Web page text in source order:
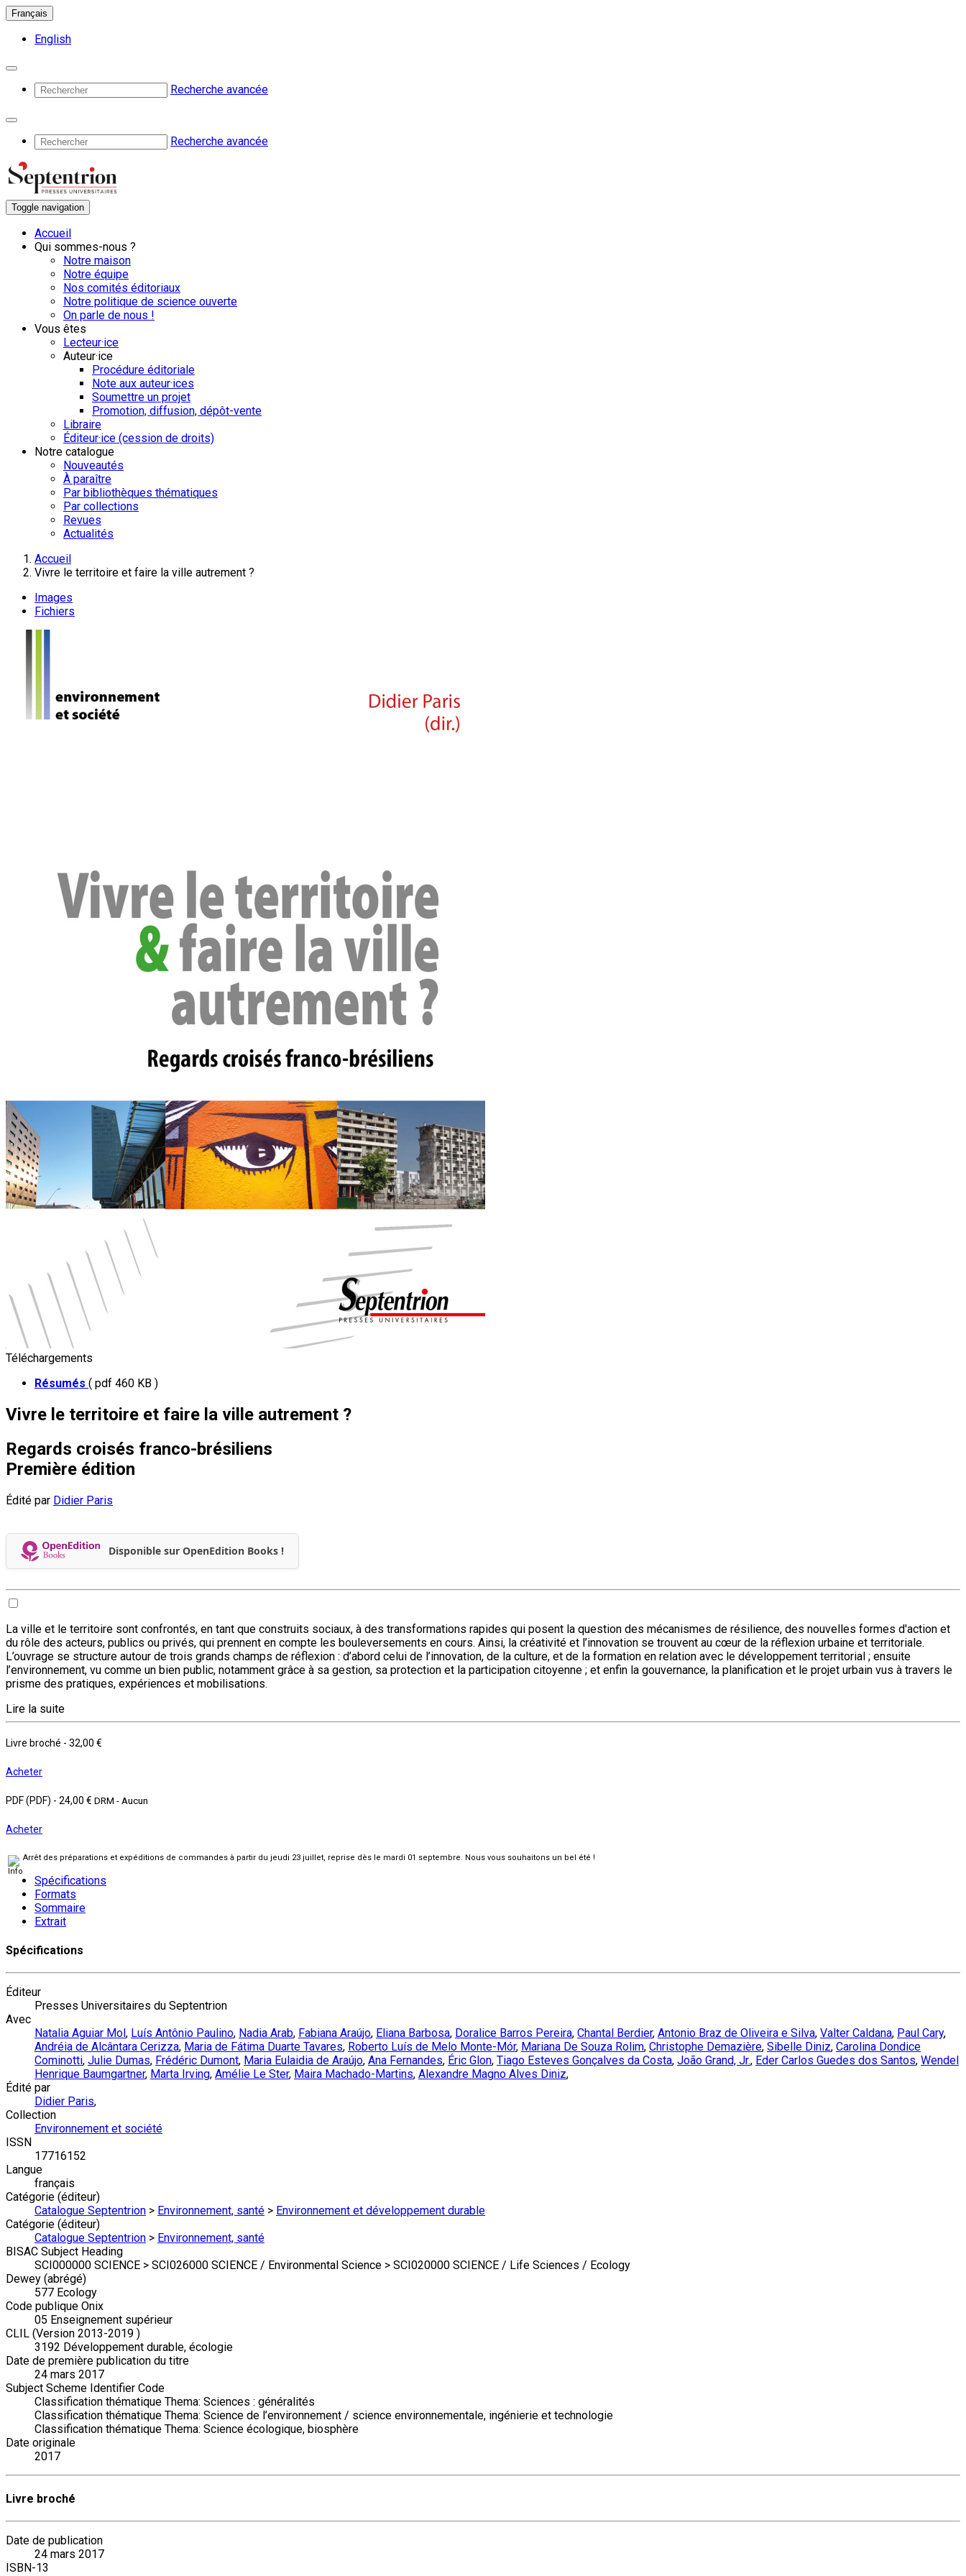
Français
English
Recherche avancée
Recherche avancée
Toggle navigation
Accueil
Qui sommes-nous ?
Notre maison
Notre équipe
Nos comités éditoriaux
Notre politique de science ouverte
On parle de nous !
Vous êtes
Lecteur·ice
Auteur·ice
Procédure éditoriale
Note aux auteur·ices
Soumettre un projet
Promotion, diffusion, dépôt-vente
Libraire
Éditeur·ice (cession de droits)
Notre catalogue
Nouveautés
À paraître
Par bibliothèques thématiques
Par collections
Revues
Actualités
Accueil
Vivre le territoire et faire la ville autrement ?
Images
Fichiers
Téléchargements
Résumés ( pdf 460 KB )
Vivre le territoire et faire la ville autrement ?
Regards croisés franco-brésiliens
Première édition
Édité par Didier Paris
Disponible sur OpenEdition Books !
La ville et le territoire sont confrontés, en tant que construits sociaux, à des transformations rapides qui posent la question des mécanismes de résilience, des nouvelles formes d'action et
du rôle des acteurs, publics ou privés, qui prennent en compte les bouleversements en cours. Ainsi, la créativité et l’innovation se trouvent au cœur de la réflexion urbaine et territoriale.
L’ouvrage se structure autour de trois grands champs de réflexion : d’abord celui de l’innovation, de la culture, et de la formation en relation avec le développement territorial ; ensuite
l’environnement, vu comme un bien public, notamment grâce à sa gestion, sa protection et la participation citoyenne ; et enfin la gouvernance, la planification et le projet urbain vus à travers le
prisme des pratiques, expériences et mobilisations.
Lire la suite
Livre broché - 32,00 €
Acheter
PDF (PDF) - 24,00 € DRM - Aucun
Acheter
Arrêt des préparations et expéditions de commandes à partir du jeudi 23 juillet, reprise dès le mardi 01 septembre. Nous vous souhaitons un bel été !
Spécifications
Formats
Sommaire
Extrait
Spécifications
Éditeur
Presses Universitaires du Septentrion
Avec
Natalia Aguiar Mol , Luís Antônio Paulino, Nadia Arab, Fabiana Araújo, Eliana Barbosa, Doralice Barros Pereira, Chantal Berdier, Antonio Braz de Oliveira e Silva, Valter Caldana, Paul Cary,
Andréia de Alcântara Cerizza, Maria de Fátima Duarte Tavares, Roberto Luís de Melo Monte-Mór, Mariana De Souza Rolim, Christophe Demazière, Sibelle Diniz, Carolina Dondice
Cominotti, Julie Dumas, Frédéric Dumont, Maria Eulaidia de Araújo, Ana Fernandes, Éric Glon, Tiago Esteves Gonçalves da Costa, João Grand, Jr., Eder Carlos Guedes dos Santos, Wendel
Henrique Baumgartner, Marta Irving, Amélie Le Ster, Maira Machado-Martins, Alexandre Magno Alves Diniz,
Édité par
Didier Paris,
Collection
Environnement et société
ISSN
17716152
Langue
français
Catégorie (éditeur)
Catalogue Septentrion > Environnement, santé > Environnement et développement durable
Catégorie (éditeur)
Catalogue Septentrion > Environnement, santé
BISAC Subject Heading
SCI000000 SCIENCE > SCI026000 SCIENCE / Environmental Science > SCI020000 SCIENCE / Life Sciences / Ecology
Dewey (abrégé)
577 Ecology
Code publique Onix
05 Enseignement supérieur
CLIL (Version 2013-2019 )
3192 Développement durable, écologie
Date de première publication du titre
24 mars 2017
Subject Scheme Identifier Code
Classification thématique Thema: Sciences : généralités
Classification thématique Thema: Science de l’environnement / science environnementale, ingénierie et technologie
Classification thématique Thema: Science écologique, biosphère
Date originale
2017
Livre broché
Date de publication
24 mars 2017
ISBN-13